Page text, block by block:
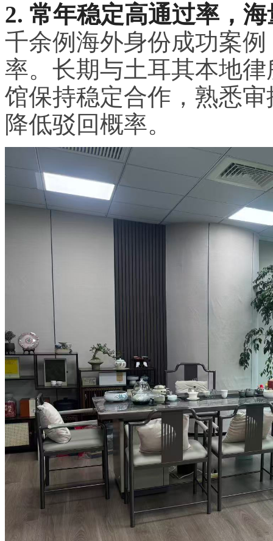
2. 常年稳定高通过率，
千余例海外身份成功案
率。长期与土耳其本地
馆保持稳定合作，熟悉
降低驳回概率。